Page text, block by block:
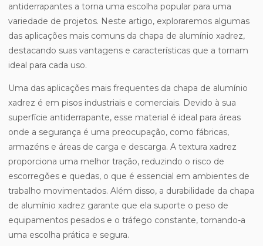
antiderrapantes a torna uma escolha popular para uma
variedade de projetos. Neste artigo, exploraremos algumas
das aplicações mais comuns da chapa de alumínio xadrez,
destacando suas vantagens e características que a tornam
ideal para cada uso.
Uma das aplicações mais frequentes da chapa de alumínio
xadrez é em pisos industriais e comerciais. Devido à sua
superfície antiderrapante, esse material é ideal para áreas
onde a segurança é uma preocupação, como fábricas,
armazéns e áreas de carga e descarga. A textura xadrez
proporciona uma melhor tração, reduzindo o risco de
escorregões e quedas, o que é essencial em ambientes de
trabalho movimentados. Além disso, a durabilidade da chapa
de alumínio xadrez garante que ela suporte o peso de
equipamentos pesados e o tráfego constante, tornando-a
uma escolha prática e segura.